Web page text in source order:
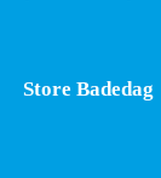
Store Badedag